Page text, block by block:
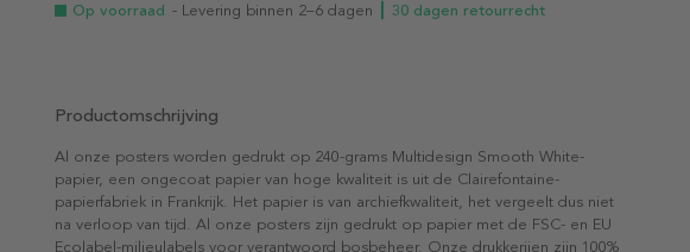
Op voorraad - Levering binnen 2–6 dagen ┃ 30 dagen retourrecht
Productomschrijving
Al onze posters worden gedrukt op 240-grams Multidesign Smooth White-
papier, een ongecoat papier van hoge kwaliteit is uit de Clairefontaine-
papierfabriek in Frankrijk. Het papier is van archiefkwaliteit, het vergeelt dus niet
na verloop van tijd. Al onze posters zijn gedrukt op papier met de FSC- en EU
Ecolabel-milieulabels voor verantwoord bosbeheer. Onze drukkerijen zijn 100%